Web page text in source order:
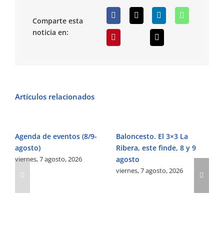
Comparte esta
noticia en:
Artículos relacionados
Agenda de eventos (8/9-
agosto)
viernes, 7 agosto, 2026
Baloncesto. El 3×3 La
Ribera, este finde, 8 y 9
agosto
viernes, 7 agosto, 2026